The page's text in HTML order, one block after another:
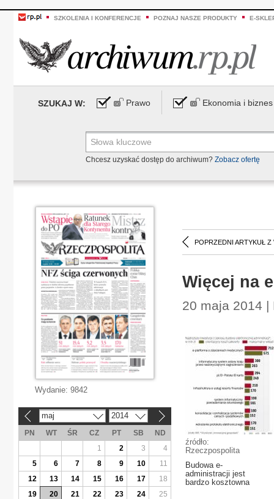
SZKOLENIA I KONFERENCJE POZNAJ NASZE PRODUKTY E-
SZUKAJ W: Prawo Ekonomia i biznes
Chcesz uzyskać dostęp do archiwum? Zobacz ofertę
POPRZEDNI ARTYKUŁ Z
Więcej na
20 maja 2014 |
źródło:
Rzeczpospolita
Budowa e-
administracji jest
bardzo kosztowna
Wydanie: 9842
maj 2014
PN WT ŚR CZ PT SB
ND
1
2 3
4
5
6 7 8 9 10
11
12
13 14 15 16 17
18
19
20 21 22 23 24
25